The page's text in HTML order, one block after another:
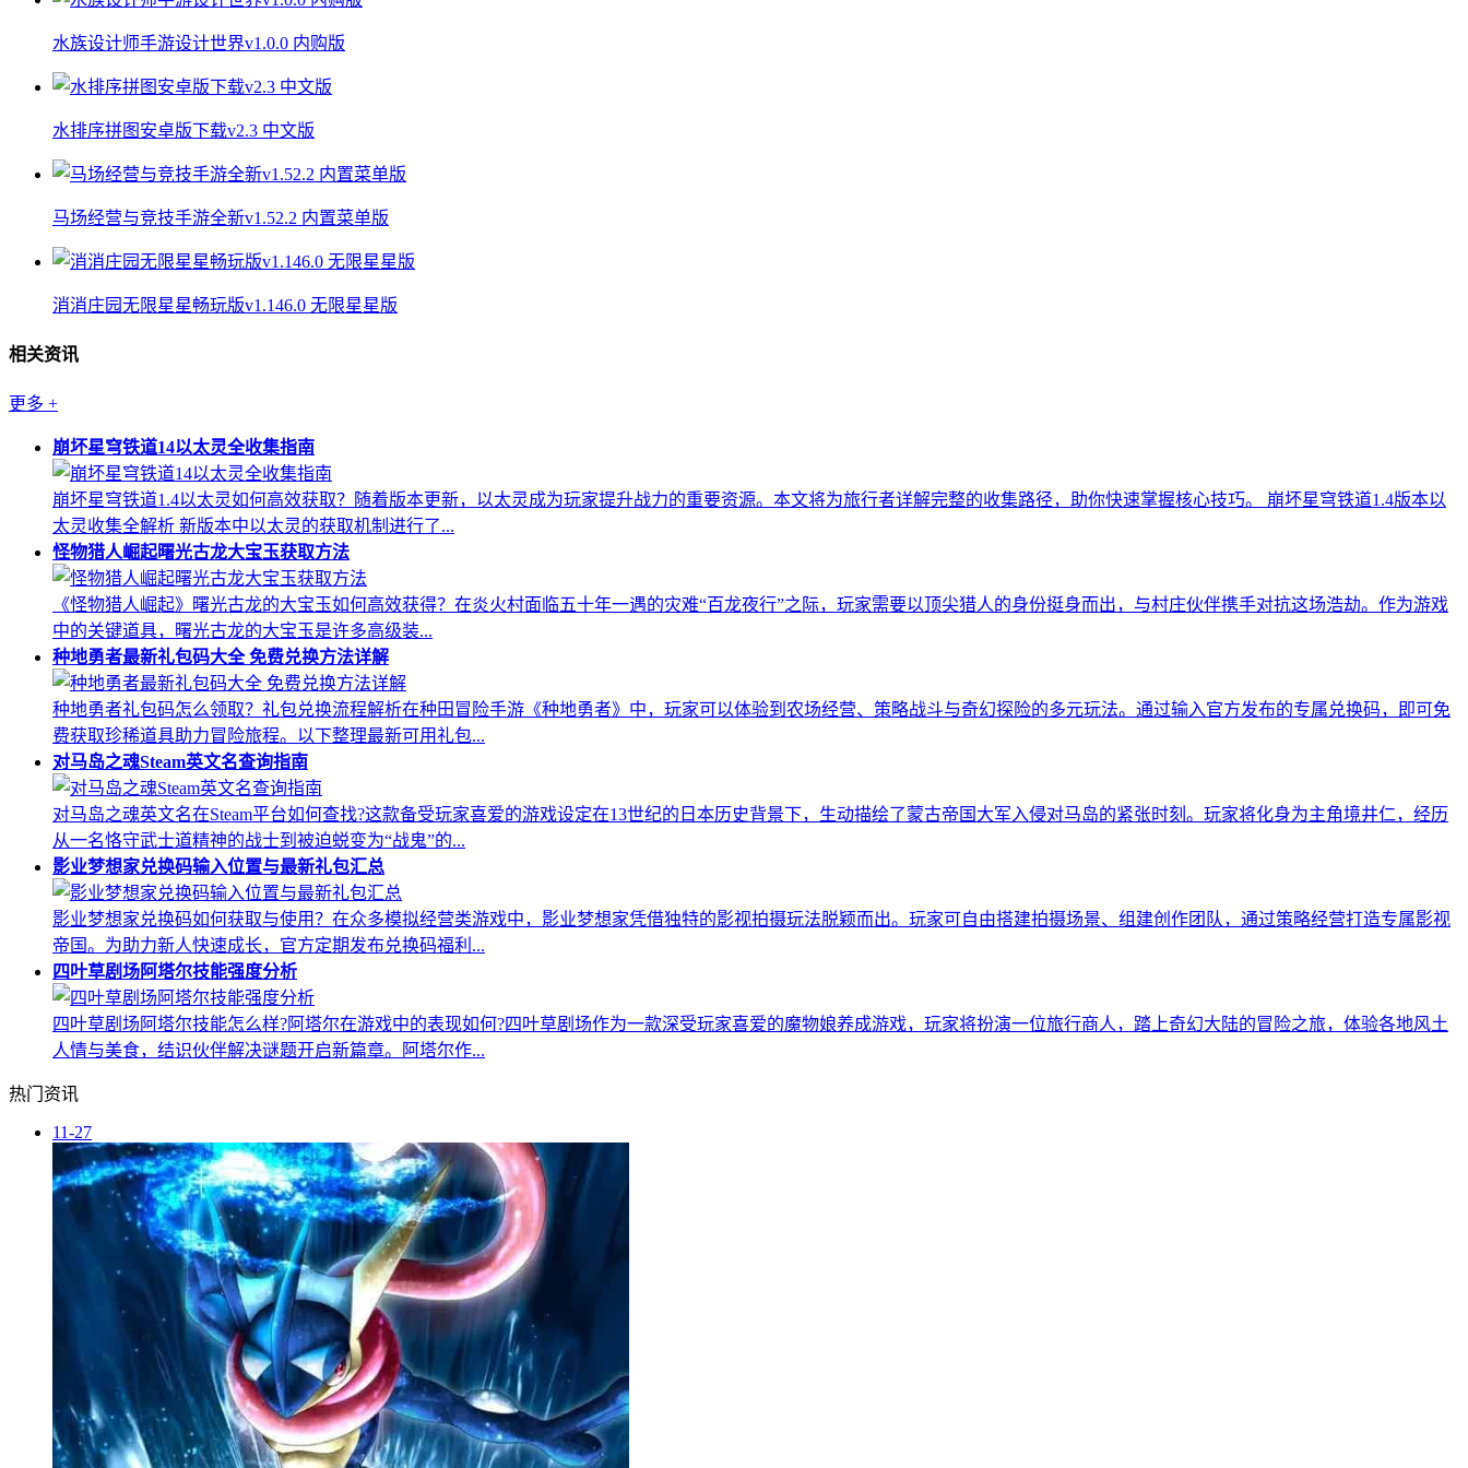
水族设计师手游设计世界v1.0.0 内购版
水排序拼图安卓版下载v2.3 中文版
马场经营与竞技手游全新v1.52.2 内置菜单版
消消庄园无限星星畅玩版v1.146.0 无限星星版
相关资讯
更多 +
崩坏星穹铁道14以太灵全收集指南
崩坏星穹铁道1.4以太灵如何高效获取？随着版本更新，以太灵成为玩家提升战力的重要资源。本文将为旅行者详解完整的收集路径，助你快速掌握核心技巧。 崩坏星穹铁道1.4版本以
太灵收集全解析 新版本中以太灵的获取机制进行了...
怪物猎人崛起曙光古龙大宝玉获取方法
《怪物猎人崛起》曙光古龙的大宝玉如何高效获得？在炎火村面临五十年一遇的灾难“百龙夜行”之际，玩家需要以顶尖猎人的身份挺身而出，与村庄伙伴携手对抗这场浩劫。作为游戏
中的关键道具，曙光古龙的大宝玉是许多高级装...
种地勇者最新礼包码大全 免费兑换方法详解
种地勇者礼包码怎么领取？礼包兑换流程解析在种田冒险手游《种地勇者》中，玩家可以体验到农场经营、策略战斗与奇幻探险的多元玩法。通过输入官方发布的专属兑换码，即可免
费获取珍稀道具助力冒险旅程。以下整理最新可用礼包...
对马岛之魂Steam英文名查询指南
对马岛之魂英文名在Steam平台如何查找?这款备受玩家喜爱的游戏设定在13世纪的日本历史背景下，生动描绘了蒙古帝国大军入侵对马岛的紧张时刻。玩家将化身为主角境井仁，经历
从一名恪守武士道精神的战士到被迫蜕变为“战鬼”的...
影业梦想家兑换码输入位置与最新礼包汇总
影业梦想家兑换码如何获取与使用？在众多模拟经营类游戏中，影业梦想家凭借独特的影视拍摄玩法脱颖而出。玩家可自由搭建拍摄场景、组建创作团队，通过策略经营打造专属影视
帝国。为助力新人快速成长，官方定期发布兑换码福利...
四叶草剧场阿塔尔技能强度分析
四叶草剧场阿塔尔技能怎么样?阿塔尔在游戏中的表现如何?四叶草剧场作为一款深受玩家喜爱的魔物娘养成游戏，玩家将扮演一位旅行商人，踏上奇幻大陆的冒险之旅，体验各地风土
人情与美食，结识伙伴解决谜题开启新篇章。阿塔尔作...
热门资讯
11-27